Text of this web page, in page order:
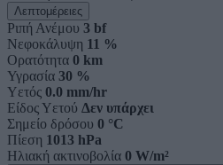
Λεπτομέρειες
Ριπή Ανέμου 3 bf
Νεφοκάλυψη 11 %
Ορατότητα 0 km
Υγρασία 30 %
Υετός 0.0 mm/hr
Είδος Υετού Δεν υπάρχει
Σημείο δρόσου 0 °C
Πίεση 1013 hPa
Ηλιακή ακτινοβολία 0 W/m²